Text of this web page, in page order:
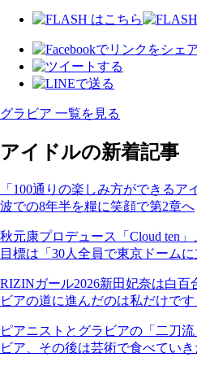
グラビア 一覧を見る
アイドルの新着記事
「100通りの楽しみ方ができる
波での8年半を糧に笑顔で第2章へ
秋元康プロデュース「Cloud ten
目標は「30人全員で東京ドームに
RIZINガール2026新田妃奈は白百
ビアの道に進んだのは私だけです
ピアニストとグラビアの「二刀
ビア、その後は芸術で食べていき